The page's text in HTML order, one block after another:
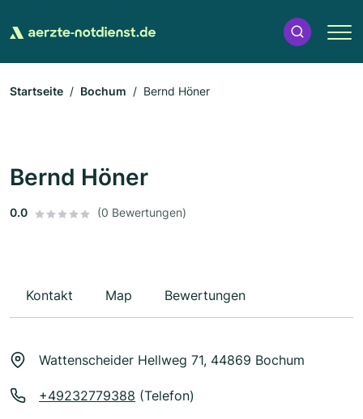
Startseite Bochum Bernd Höner
Bernd Höner
0.0 (0 Bewertungen)
Kontakt Map Bewertungen
Wattenscheider Hellweg 71, 44869 Bochum
+49232779388 (Telefon)